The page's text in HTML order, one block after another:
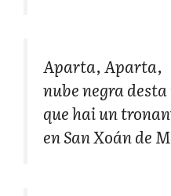
Aparta, Aparta,
nube negra
que hai un
en San Xoán de